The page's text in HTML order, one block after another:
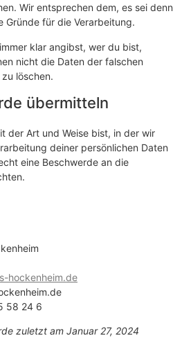
Wir entsprechen dem, es sei denn
Gründe für die Verarbeitung.
klar angibst, wer du bist,
nicht die Daten der falschen
löschen.
übermitteln
der Art und Weise bist, in der wir
deiner persönlichen Daten
eine Beschwerde an die
hockenheim.de
58 24 6
zuletzt am Januar 27, 2024